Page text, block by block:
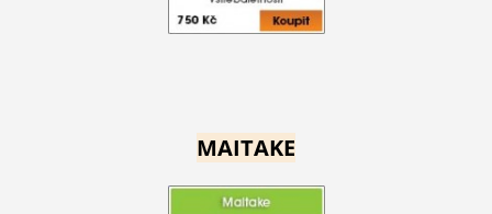
MAITAKE